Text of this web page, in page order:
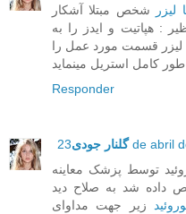
لیزر
شخص مبتلا آشکار
: هپاتیت و ایدز را به
لیزر قسمت مورد عمل را
Responder
گلنار جودی23 de
توسط پزشک معاینه
داده شد به صلاح دید
زیر جهت مداوای